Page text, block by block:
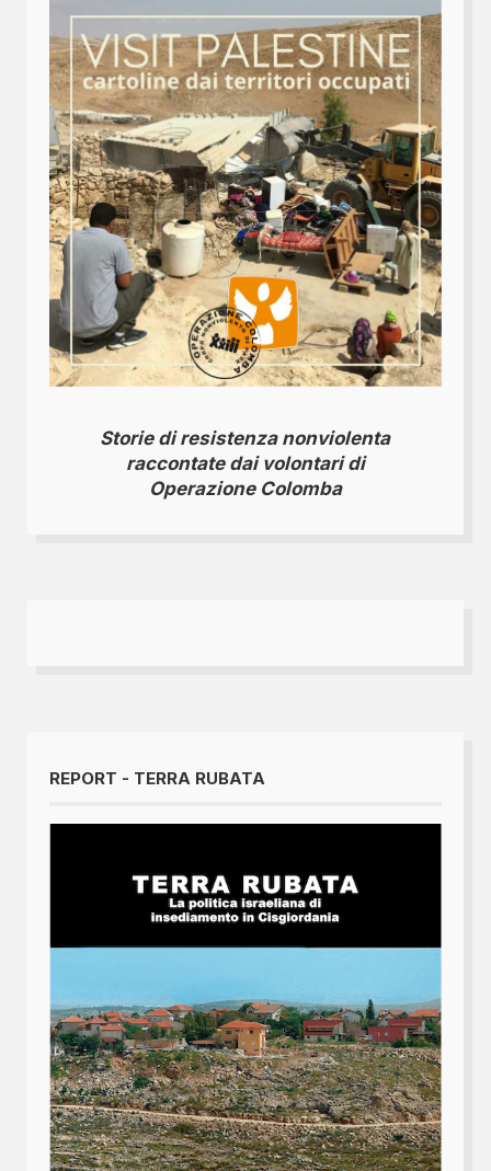
Storie di resistenza nonviolenta
raccontate dai volontari di
Operazione Colomba
REPORT - TERRA RUBATA